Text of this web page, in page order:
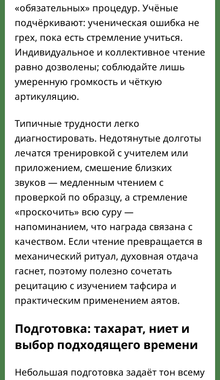
«обязательных» процедур. Учёные
подчёркивают: ученическая ошибка не
грех, пока есть стремление учиться.
Индивидуальное и коллективное чтение
равно дозволены; соблюдайте лишь
умеренную громкость и чёткую
артикуляцию.
Типичные трудности легко
диагностировать. Недотянутые долготы
лечатся тренировкой с учителем или
приложением, смешение близких
звуков — медленным чтением с
проверкой по образцу, а стремление
«проскочить» всю суру —
напоминанием, что награда связана с
качеством. Если чтение превращается в
механический ритуал, духовная отдача
гаснет, поэтому полезно сочетать
рецитацию с изучением тафсира и
практическим применением аятов.
Подготовка: тахарат, ниет и
выбор подходящего времени
Небольшая подготовка задаёт тон всему